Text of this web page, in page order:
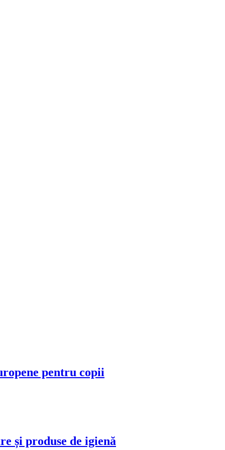
pentru copii
și produse de igienă